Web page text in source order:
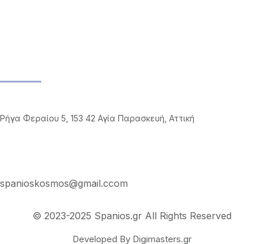
Ρήγα Φεραίου 5, 153 42 Αγία Παρασκευή, Αττική
spanioskosmos@gmail.ccom
© 2023-2025 Spanios.gr All Rights Reserved
Developed By Digimasters.gr